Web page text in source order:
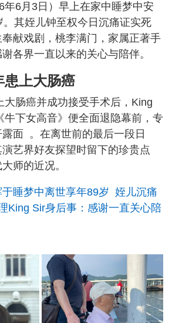
年6月3日）早上在家中睡梦中安
其姪儿钟至权今日沉痛证实死
献戏剧，桃李满门，家属正著手
各界一直以来的关心与陪伴。
患上大肠癌
大肠癌并成功接受手术后，King
牛下女高音》便全面退隐幕前，专
面 。在离世前的最后一段日
艺界好友探望时留下的珍贵点
师的近况。
于睡梦中离世享年89岁 姪儿沉痛
King Sir身后事：感谢一直关心陪